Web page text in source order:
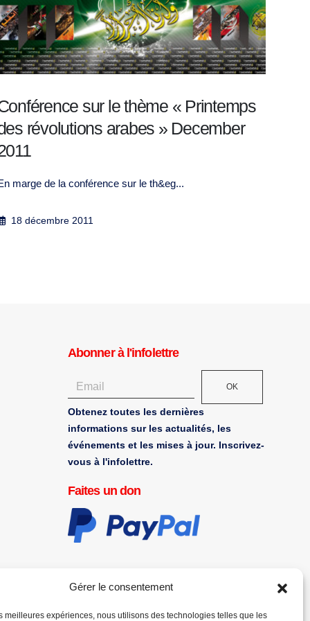
Gérer le consentement
meilleures expériences, nous utilisons des technologies telles que les
sur le thème « Printemps
révolutions arabes » December
marge de la conférence sur le th&eg...
18 décembre 2011
Abonner à l'infolettre
OK
Obtenez toutes les dernières
informations sur les actualités, les
événements et les mises à jour. Inscrivez-
vous à l'infolettre.
Faites un don